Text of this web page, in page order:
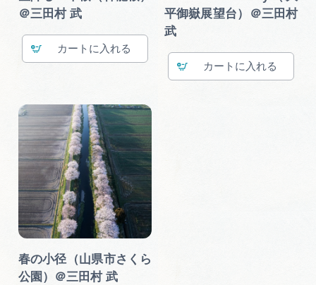
＠三田村 武
カート
平御嶽展望台）＠三田村
武
カート
春の小径（山県市さくら
公園）＠三田村 武